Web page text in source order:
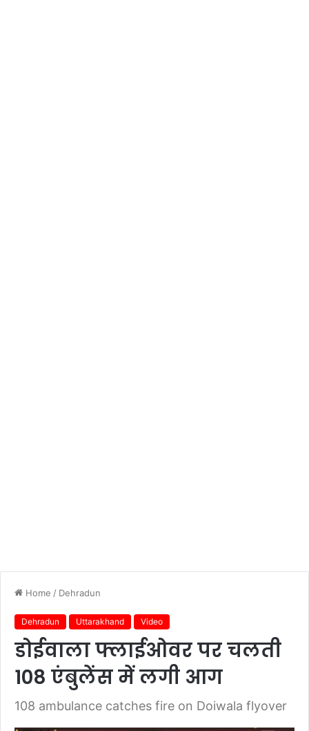
Home / Dehradun
Dehradun Uttarakhand Video
डोईवाला फ्लाईओवर पर चलती
108 एंबुलेंस में लगी आग
108 ambulance catches fire on Doiwala flyover